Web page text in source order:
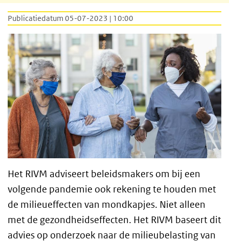
Publicatiedatum 05-07-2023 | 10:00
Het RIVM adviseert beleidsmakers om bij een
volgende pandemie ook rekening te houden met
de milieueffecten van mondkapjes. Niet alleen
met de gezondheidseffecten. Het RIVM baseert dit
advies op onderzoek naar de milieubelasting van